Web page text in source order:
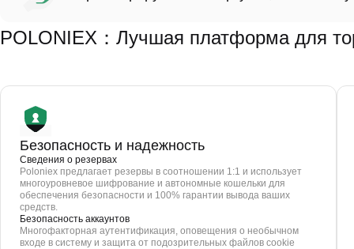
POLONIEX：Лучшая платформа для
Безопасность и надежность
Сведения о резервах
Poloniex предлагает резервы в соотношении 1:1 и использует
многоуровневое шифрование и автономные кошельки для
обеспечения безопасности и 100% гарантии вывода ваших
средств.
Безопасность аккаунтов
Многофакторная аутентификация, оповещения о необычном
входе в систему и защита от подозрительных файлов cookie